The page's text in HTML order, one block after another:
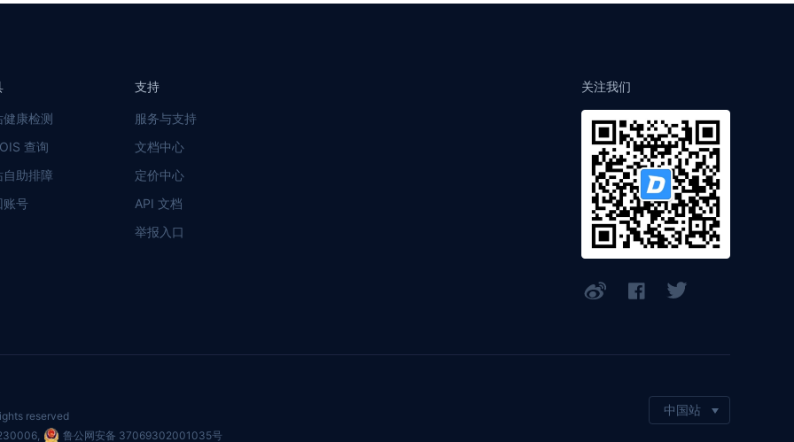
健康检测
查询
自助排障
账号
支持
服务与支持
文档中心
定价中心
API 文档
举报入口
关注我们
reserved
, 鲁公网安备 37069302001035号
中国站